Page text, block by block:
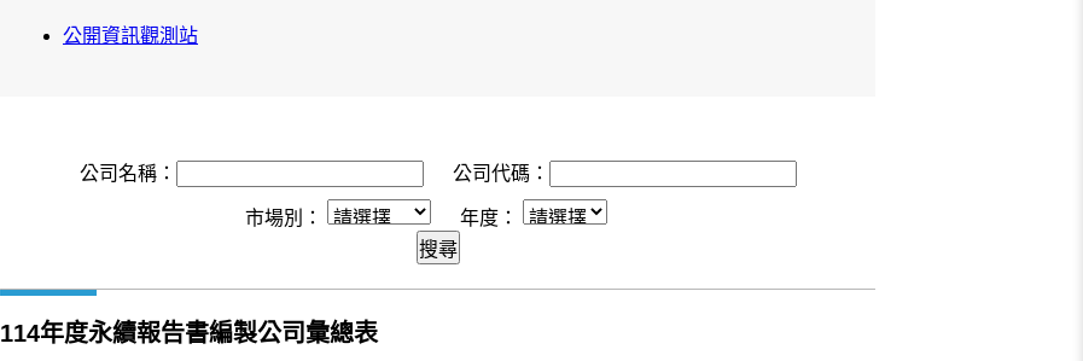
公開資訊觀測站
公司名稱： 公司代碼：
市場別： 年度：
114年度永續報告書編製公司彙總表